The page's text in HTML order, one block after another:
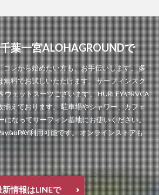
葉一宮ALOHAGROUNDで
レから始めたい方も、お手伝いします。 多
料でお試しいただけます。 サーフィンスク
ェットスーツございます。 HURLEYやRVCA
えております。 駐車場やシャワー、カフェ
になってサーフィン基地にお使いください。
auPAY利用可能です。 オンラインストアも
新情報はLINEで